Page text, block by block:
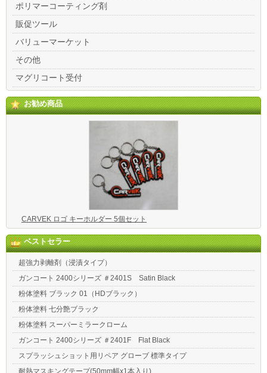
ポリマーコーティング剤
販促ツール
バリューマーケット
その他
マグリコート受付
お勧め商品
CARVEK ロゴ キーホルダー 5個セット
ベストセラー
超強力剥離剤（浸漬タイプ）
ガンコート 2400シリーズ ＃2401S Satin Black
粉体塗料 ブラック 01（HDブラック）
粉体塗料 七分艶ブラック
粉体塗料 スーパーミラークローム
ガンコート 2400シリーズ ＃2401F Flat Black
スプラッシュショット用リペア グローブ 標準タイプ